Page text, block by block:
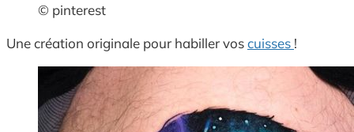
© pinterest
Une création originale pour habiller voscuisses !